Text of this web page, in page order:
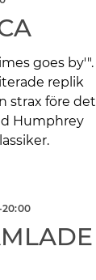
goes by'".
replik
strax före det
Humphrey
20:00